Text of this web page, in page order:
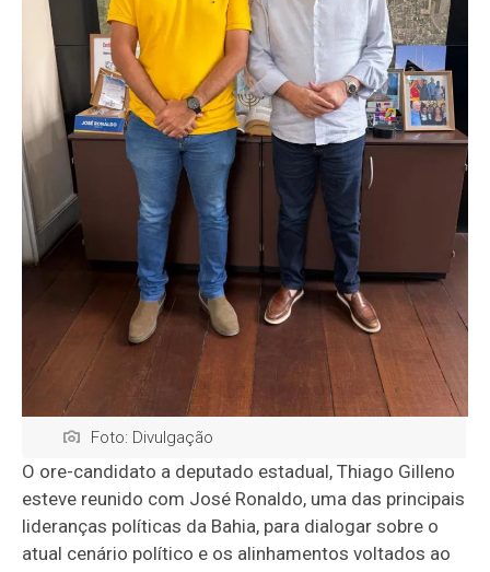
Foto: Divulgação
O ore-candidato a deputado estadual, Thiago Gilleno
esteve reunido com José Ronaldo, uma das principais
lideranças políticas da Bahia, para dialogar sobre o
atual cenário político e os alinhamentos voltados ao